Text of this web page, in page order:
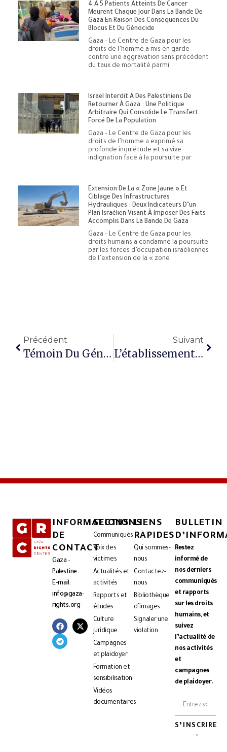
4 À 5 Patients Atteints De Cancer
Meurent Chaque Jour Dans La Bande De
Gaza En Raison Des Conséquences Du
Blocus Et Du Génocide
Gaza – Le Centre de Gaza pour les
droits de l’homme a mis en garde
contre une aggravation sans précédent
du taux de mortalité parmi
Israël Interdit À Des Palestiniens De
Retourner À Gaza : Une Politique
Arbitraire Qui Consolide Le Transfert
Forcé De La Population
Gaza – Le Centre de Gaza pour les
droits de l’homme a exprimé sa
profonde inquiétude et sa vive
indignation face à la poursuite par
Extension De La « Zone Jaune » Et
Ciblage Des Infrastructures
Hydrauliques : Deux Indicateurs D’un
Plan Israélien Visant À Imposer Des Faits
Accomplis Dans La Bande De Gaza
Gaza – Le Centre de Gaza pour les
droits humains a condamné la poursuite
par les forces d’occupation israéliennes
de l’extension de la « zone
Précédent
Témoin Du Génocide : Une Histoire Du Cœur De Gaza
Suivant
L’établissement D’un Hôpital Américain À Rafah Reproduit L’expérience Des Postes D’aide Et Devient Un Nouvel Instrument De Chantage Et De Mise À Mort À L’encontre Des Palestiniens
INFORMATIONS
DE
CONTACT
Gaza –
Palestine
E-mail:
info@gaza-
rights.org
SECTIONS
Communiqués
Voix des
victimes
Actualités et
activités
Rapports et
études
Culture
juridique
Campagnes
et plaidoyer
Formation et
sensibilisation
Vidéos
documentaires
LIENS
RAPIDES
Qui sommes-
nous
Contactez-
nous
Bibliothèque
d’images
Signaler une
violation
BULLETIN
Restez
informé de
nos derniers
communiqués
et rapports
sur les droits
humains, et
suivez
l’actualité de
nos activités
et
campagnes
de plaidoyer.
S’INSCRIRE
→